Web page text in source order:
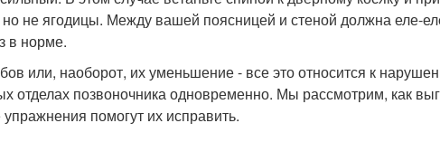
но не ягодицы. Между вашей поясницей и стеной должна еле-
в норме.
или, наоборот, их уменьшение - все это относится к
отделах позвоночника одновременно. Мы рассмотрим, как
помогут их исправить.